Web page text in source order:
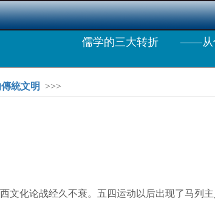
儒学的三大转折 ——从
統文明 >>>
化论战经久不衰。五四运动以后出现了马列主